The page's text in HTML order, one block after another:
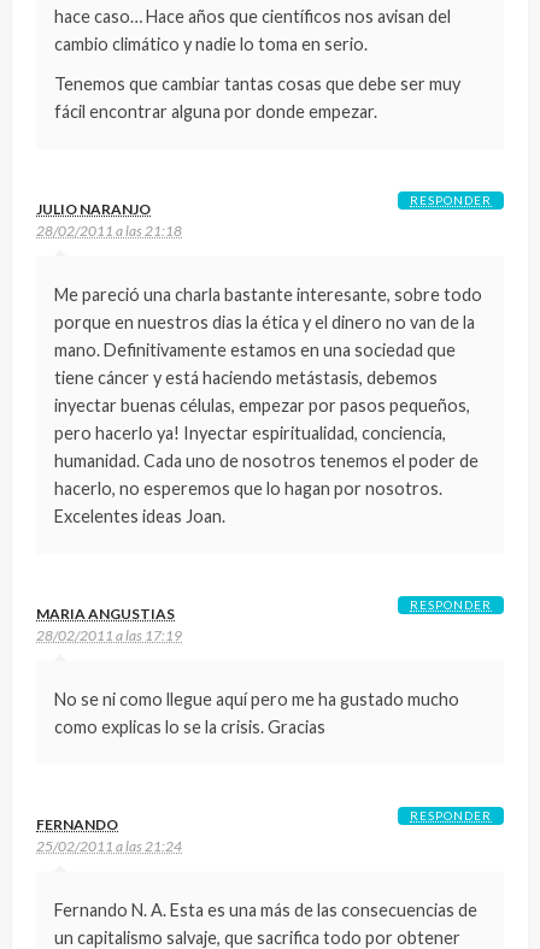
hace caso… Hace años que científicos nos avisan del
cambio climático y nadie lo toma en serio.
Tenemos que cambiar tantas cosas que debe ser muy
fácil encontrar alguna por donde empezar.
JULIO NARANJO
28/02/2011 a las 21:18
Me pareció una charla bastante interesante, sobre todo
porque en nuestros dias la ética y el dinero no van de la
mano. Definitivamente estamos en una sociedad que
tiene cáncer y está haciendo metástasis, debemos
inyectar buenas células, empezar por pasos pequeños,
pero hacerlo ya! Inyectar espiritualidad, conciencia,
humanidad. Cada uno de nosotros tenemos el poder de
hacerlo, no esperemos que lo hagan por nosotros.
Excelentes ideas Joan.
RESPONDER
MARIA ANGUSTIAS
28/02/2011 a las 17:19
No se ni como llegue aquí pero me ha gustado mucho
como explicas lo se la crisis. Gracias
RESPONDER
FERNANDO
25/02/2011 a las 21:24
Fernando N. A. Esta es una más de las consecuencias de
un capitalismo salvaje, que sacrifica todo por obtener
RESPONDER